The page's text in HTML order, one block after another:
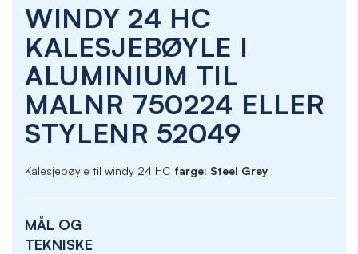
WINDY 24 HC
KALESJEBØYLE I
ALUMINIUM TIL
MALNR 750224 ELLER
STYLENR 52049
Kalesjebøyle til windy 24 HC farge: Steel Grey
MÅL OG
TEKNISKE
beginning
the
images
gallery